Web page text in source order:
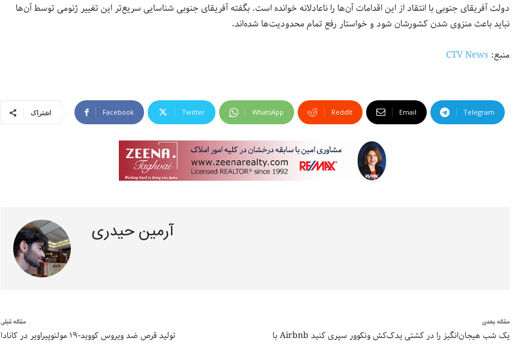
دولت آفریقای جنوبی با انتقاد از این اقدامات آن‌ها را ناعادلانه خوانده است. بگفته آفریقای جنوبی شناسایی سریع‌تر این تغییر ژنومی توسط آن‌ها
نباید باعث منزوی شدن کشورشان شود و خواستار رفع تمام محدودیت‌ها شده‌اند.
منبع: CTV News
اشتراک Facebook Twitter WhatsApp ReddIt Email Telegram
آرمین حیدری
مقاله قبلی
تولید قرص ضد ویروس کووید-۱۹ مولنوپیراویر در کانادا
مقاله بعدی
با Airbnb یک شب هیجان‌انگیز را در کشتی یدک‌کش ونکوور سپری کنید